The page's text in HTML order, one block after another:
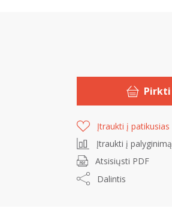
Pirkti
Įtraukti į patikusias
Įtraukti į palyginimą
Atsisiųsti PDF
Dalintis